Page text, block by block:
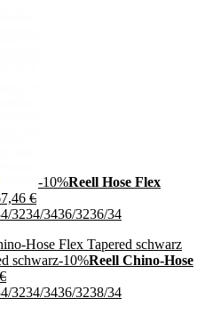
-10%Reell Hose Flex
€
3234/3436/3236/34
-10%Reell Chino-Hose
€
3234/3436/3238/34